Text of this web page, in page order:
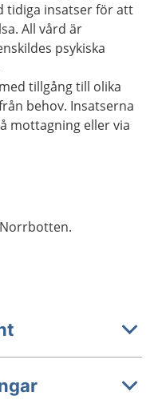
tidiga insatser för att
All vård är
psykiska
tillgång till olika
behov. Insatserna
mottagning eller via